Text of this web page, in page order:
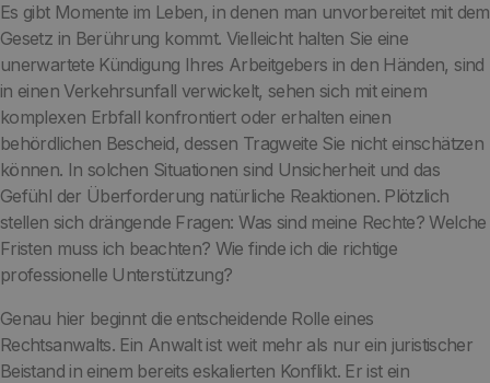
Es gibt Momente im Leben, in denen man unvorbereitet mit dem
Gesetz in Berührung kommt. Vielleicht halten Sie eine
unerwartete Kündigung Ihres Arbeitgebers in den Händen, sind
in einen Verkehrsunfall verwickelt, sehen sich mit einem
komplexen Erbfall konfrontiert oder erhalten einen
behördlichen Bescheid, dessen Tragweite Sie nicht einschätzen
können. In solchen Situationen sind Unsicherheit und das
Gefühl der Überforderung natürliche Reaktionen. Plötzlich
stellen sich drängende Fragen: Was sind meine Rechte? Welche
Fristen muss ich beachten? Wie finde ich die richtige
professionelle Unterstützung?
Genau hier beginnt die entscheidende Rolle eines
Rechtsanwalts. Ein Anwalt ist weit mehr als nur ein juristischer
Beistand in einem bereits eskalierten Konflikt. Er ist ein